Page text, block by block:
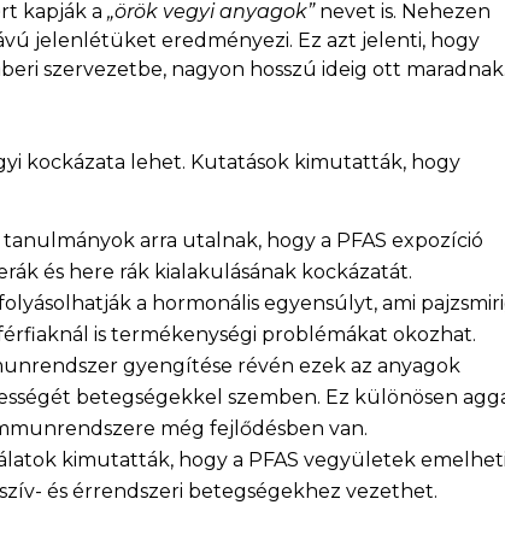
kapják a„örök vegyi anyagok”nevet is. Nehezen
jelenlétüket eredményezi. Ez azt jelenti, hogy
szervezetbe, nagyon hosszú ideig ott maradnak.
kockázata lehet. Kutatások kimutatták, hogy
arra utalnak, hogy a PFAS expozíció
és here rák kialakulásának kockázatát.
a hormonális egyensúlyt, ami
is termékenységi problémákat okozhat.
gyengítése révén ezek az anyagok
betegségekkel szemben. Ez különösen
még fejlődésben van.
kimutatták, hogy a PFAS vegyületek
és érrendszeri betegségekhez vezethet.